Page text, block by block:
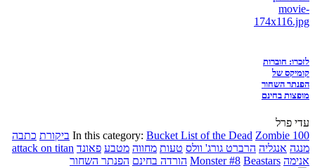
לזכרו: חוברות
קומיקס של
הפנתר השחור
מופצות בחינם
עדי פרל
In this category: Bucket List of the Dead Zombie 100 ביקורת כתבה
מנגה אנגליה הרברט גורג' וולס טעות מחווה מטבע פאונד attack on titan
אנימה
Monster #8 Beastars הורדה בחינם הפנתר השחור